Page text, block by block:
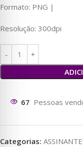
Formato: PNG |
Resolução: 300dpi
72 Pessoas
Categorias: